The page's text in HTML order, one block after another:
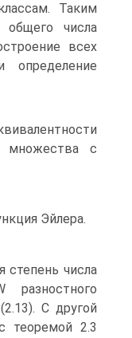
Таким
общего числа
всех
определение
множества с
Эйлера.
степень числа
С другой
теоремой 2.3